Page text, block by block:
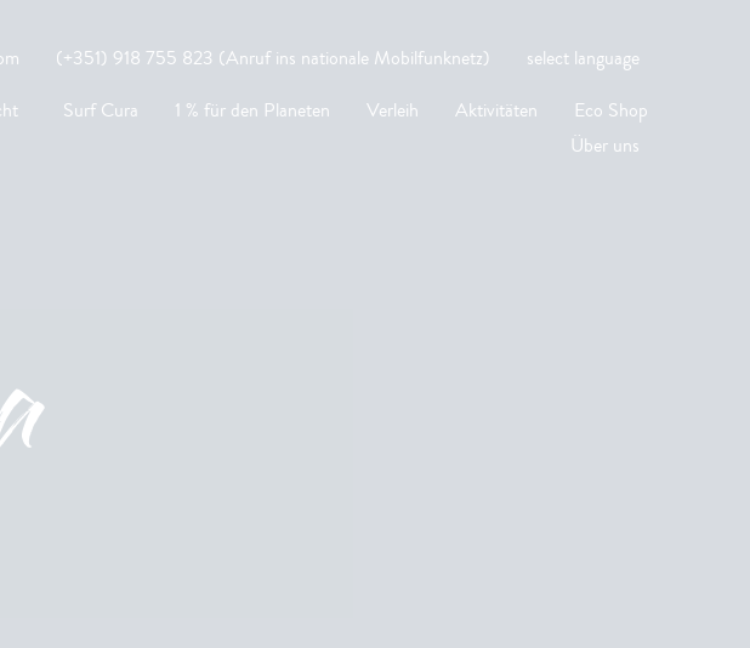
(+351) 918 755 823 (Anruf ins nationale Mobilfunknetz)
select language
Surf Cura 1 % für den Planeten Verleih Aktivitäten
Eco Shop
Über uns